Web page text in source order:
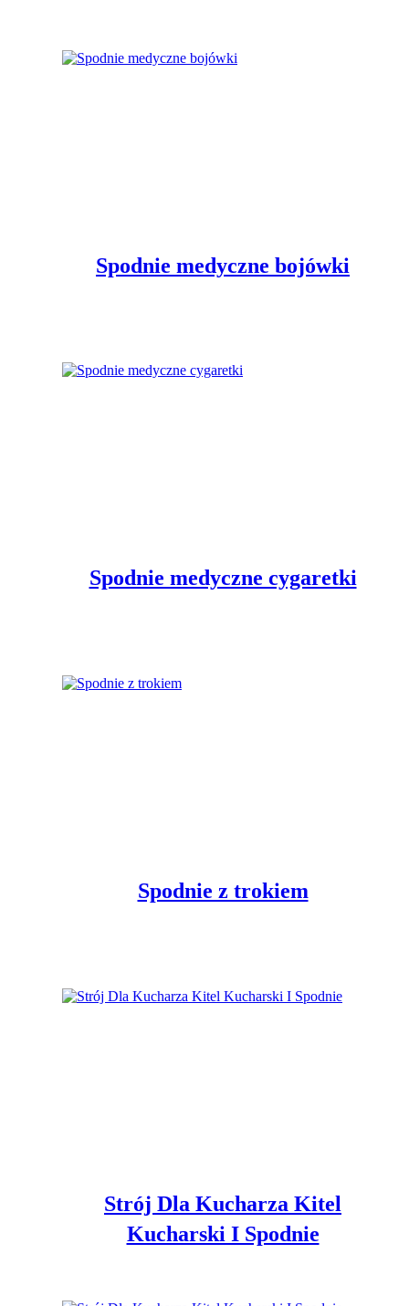
Spodnie medyczne bojówki
Spodnie medyczne cygaretki
Spodnie z trokiem
Strój Dla Kucharza Kitel
Kucharski I Spodnie